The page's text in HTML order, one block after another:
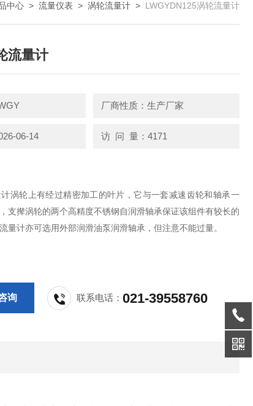
中心 > 流量仪表 > 涡轮流量计 > LWGYDN125涡轮流量计
流量计
厂商性质：生产厂家
06-14 访 问 量：4171
涡轮上有经过精密加工的叶片，它与一套减速齿轮和轴承一
支撵涡轮的两个高精度不锈钢自润滑轴承保证该组件有较长的
量计亦可选用外部润滑油泵润滑轴承，但注意不能过量。
询 联系电话：021-39558760